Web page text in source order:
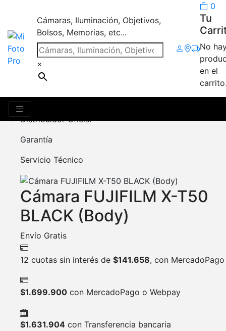
Cámaras, Iluminación, Objetivos,
Bolsos, Memorias, etc...
×
0
Tu
No
en el
X-T50
Mostrando el único resultado
Distribuidor Oficial
Garantía
Servicio Técnico
Cámara FUJIFILM X-T50
BLACK (Body)
Envío Gratis
12 cuotas sin interés de $141.658, con MercadoPago
$1.699.900 con MercadoPago o Webpay
$1.631.904 con Transferencia bancaria